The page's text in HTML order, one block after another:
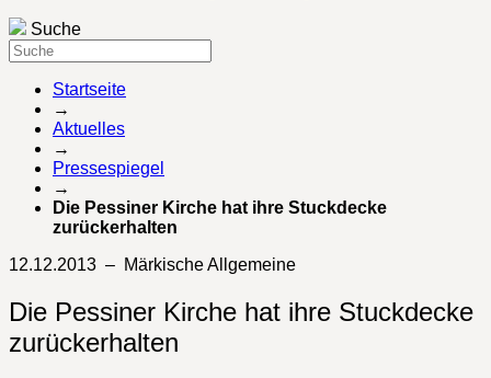
Suche
Startseite
→
Aktuelles
→
Pressespiegel
→
Die Pessiner Kirche hat ihre Stuckdecke
zurückerhalten
12.12.2013 – Märkische Allgemeine
Die Pessiner Kirche hat ihre Stuckdecke
zurückerhalten